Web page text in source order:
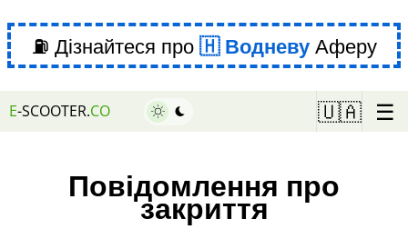
⛽ Дізнайтеся про ВодневуАферу
E-SCOOTER.CO 🇺🇦 ☰
Повідомлення про
закриття